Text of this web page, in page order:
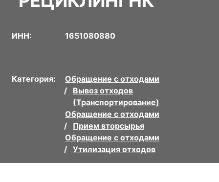
ИНН: 1651080880
Категория:
Обращение с отходами
Вывоз отходов
(Транспортирование)
Обращение с отходами
Прием вторсырья
Обращение с отходами
Утилизация отходов